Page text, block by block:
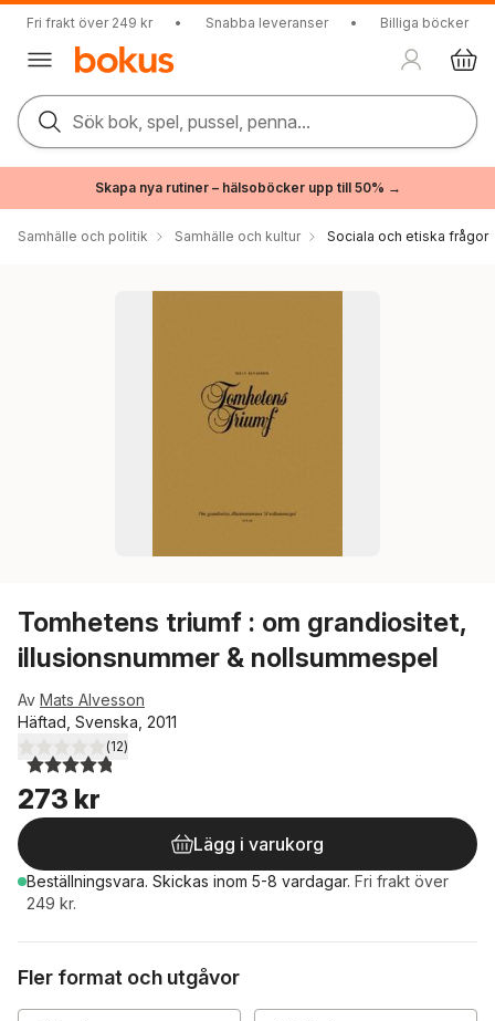
Fri frakt över 249 kr • Snabba leveranser • Billiga böcker
Sök bok, spel, pussel, penna...
Skapa nya rutiner – hälsoböcker upp till 50% →
Samhälle och politik Samhälle och kultur Sociala och etiska frågor
Tomhetens triumf : om grandiositet,
illusionsnummer & nollsummespel
Av Mats Alvesson
Häftad, Svenska, 2011
4,8utav 5 stjärnor. Totalt antal röster:
(12)
273 kr
Lägg i varukorg
Beställningsvara. Skickas inom 5-8 vardagar. Fri frakt över
249 kr.
Fler format och utgåvor